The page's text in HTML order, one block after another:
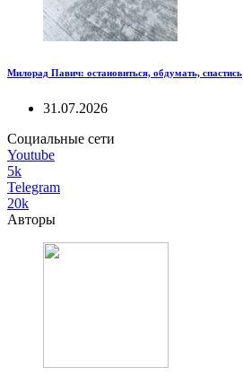
Милорад Павич: остановиться, обдумать, спастись
31.07.2026
Социальные сети
Youtube
5k
Telegram
20k
Авторы